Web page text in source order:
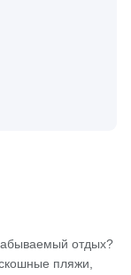
отдых?
пляжи,